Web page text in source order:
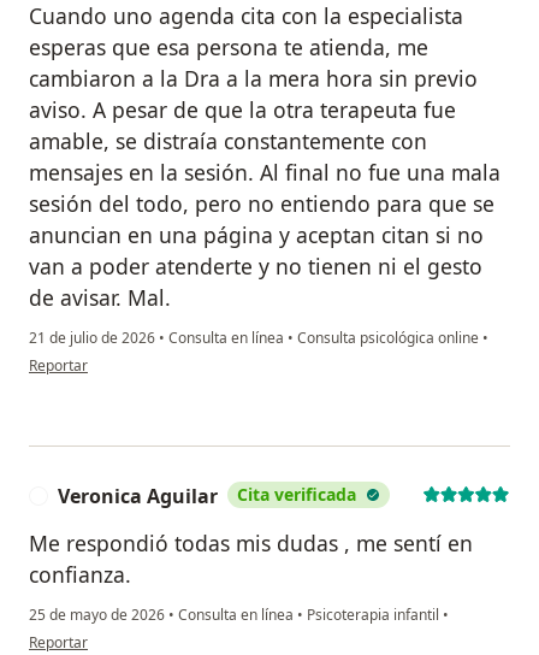
Cuando uno agenda cita con la especialista
esperas que esa persona te atienda, me
cambiaron a la Dra a la mera hora sin previo
aviso. A pesar de que la otra terapeuta fue
amable, se distraía constantemente con
mensajes en la sesión. Al final no fue una mala
sesión del todo, pero no entiendo para que se
anuncian en una página y aceptan citan si no
van a poder atenderte y no tienen ni el gesto
de avisar. Mal.
21 de julio de 2026 • Consulta en línea • Consulta psicológica online •
en opinión del usuario SC
Reportar
Veronica Aguilar Cita verificada
Me respondió todas mis dudas , me sentí en
confianza.
25 de mayo de 2026 • Consulta en línea • Psicoterapia infantil •
en opinión del usuario Veronica Aguilar
Reportar